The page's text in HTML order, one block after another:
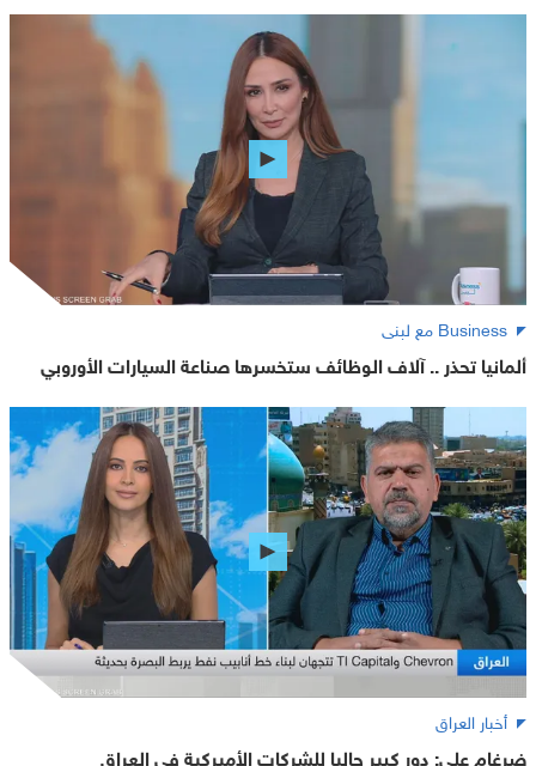
Business مع لبنى
ألمانيا تحذر .. آلاف الوظائف ستخسرها صناعة السيارات الأوروبي
أخبار العراق
ضرغام علي: دور كبير حاليا للشركات الأميركية في العراق